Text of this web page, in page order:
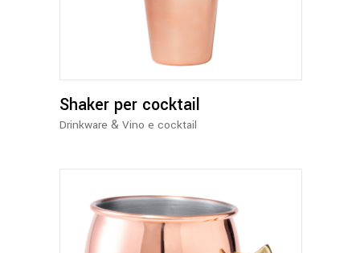
Shaker per cocktail
Drinkware & Vino e cocktail